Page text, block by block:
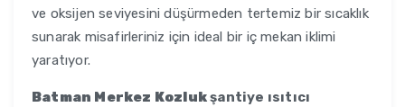
ve oksijen seviyesini düşürmeden tertemiz bir sıcaklık
sunarak misafirleriniz için ideal bir iç mekan iklimi
yaratıyor.
Batman Merkez Kozlukşantiye ısıtıcı